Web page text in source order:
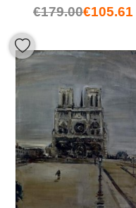
€179.00€105.61